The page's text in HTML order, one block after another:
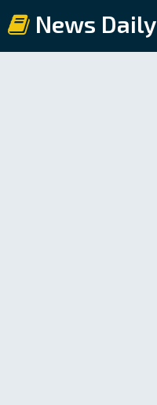
News Daily